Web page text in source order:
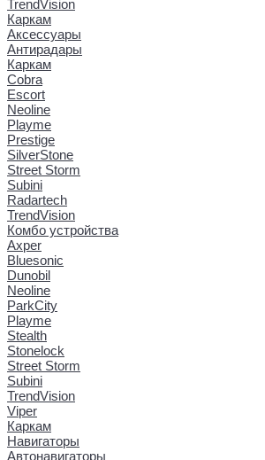
TrendVision
Каркам
Аксессуары
Антирадары
Каркам
Cobra
Escort
Neoline
Playme
Prestige
SilverStone
Street Storm
Subini
Radartech
TrendVision
Комбо устройства
Axper
Bluesonic
Dunobil
Neoline
ParkCity
Playme
Stealth
Stonelock
Street Storm
Subini
TrendVision
Viper
Каркам
Навигаторы
Автонавигаторы